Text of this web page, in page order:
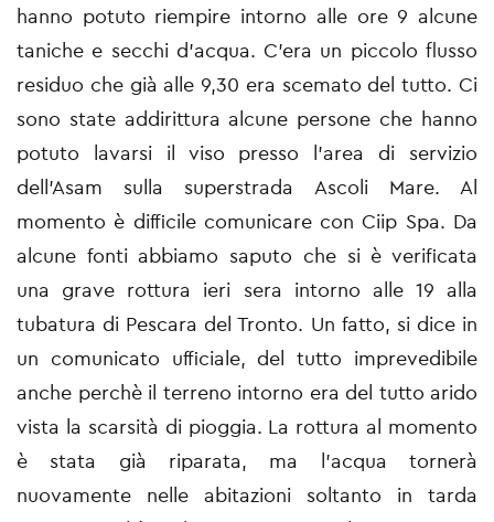
hanno potuto riempire intorno alle ore 9 alcune
taniche e secchi d'acqua. C'era un piccolo flusso
residuo che già alle 9,30 era scemato del tutto. Ci
sono state addirittura alcune persone che hanno
potuto lavarsi il viso presso l'area di servizio
dell'Asam sulla superstrada Ascoli Mare. Al
momento è difficile comunicare con Ciip Spa. Da
alcune fonti abbiamo saputo che si è verificata
una grave rottura ieri sera intorno alle 19 alla
tubatura di Pescara del Tronto. Un fatto, si dice in
un comunicato ufficiale, del tutto imprevedibile
anche perchè il terreno intorno era del tutto arido
vista la scarsità di pioggia. La rottura al momento
è stata già riparata, ma l'acqua tornerà
nuovamente nelle abitazioni soltanto in tarda